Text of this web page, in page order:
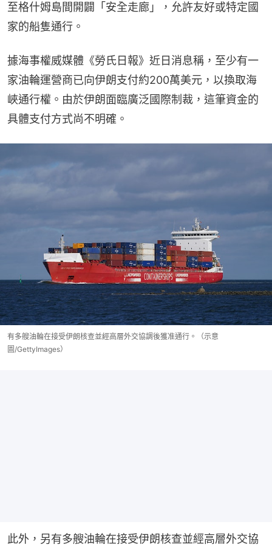
至格什姆島間開闢「安全走廊」，允許友好或特定國
家的船隻通行。
據海事權威媒體《勞氏日報》近日消息稱，至少有一
家油輪運營商已向伊朗支付約200萬美元，以換取海
峽通行權。由於伊朗面臨廣泛國際制裁，這筆資金的
具體支付方式尚不明確。
有多艘油輪在接受伊朗核查並經高層外交協調後獲准通行。（示意
圖/GettyImages）
此外，另有多艘油輪在接受伊朗核查並經高層外交協